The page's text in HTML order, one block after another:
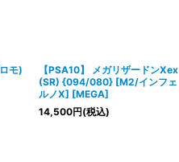
モ)
【PSA10】 メガリザードンXex
(SR) {094/080} [M2/インフェ
ルノX] [MEGA]
14,500円(税込)